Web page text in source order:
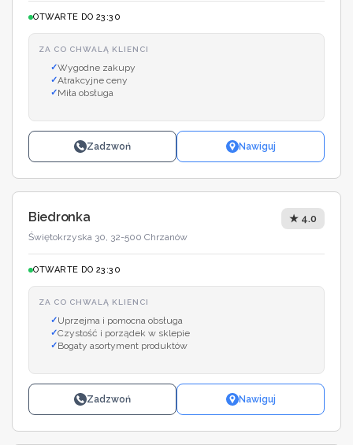
OTWARTE DO 23:30
ZA CO CHWALĄ KLIENCI
Wygodne zakupy
Atrakcyjne ceny
Miła obsługa
Zadzwoń Nawiguj
Biedronka
Świętokrzyska 30, 32-500 Chrzanów
★ 4.0
OTWARTE DO 23:30
ZA CO CHWALĄ KLIENCI
Uprzejma i pomocna obsługa
Czystość i porządek w sklepie
Bogaty asortyment produktów
Zadzwoń Nawiguj